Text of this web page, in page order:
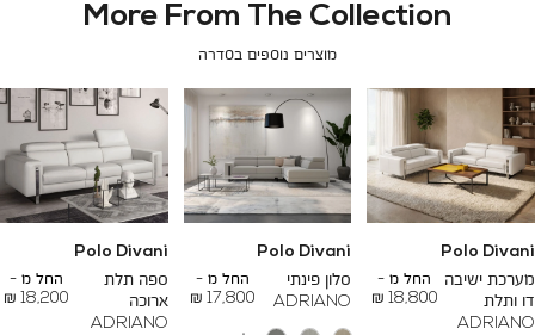
More From The Collection
מוצרים נוספים בסדרה
Polo Divani
מערכת ישיבה
דו ותלת
ADRIANO
החל מ -
18,800 ₪
To
24,500 ₪
Polo Divani
סלון פינתי
ADRIANO
החל מ -
17,800 ₪
To
26,700 ₪
Polo Divani
ספה תלת
ארוכה
ADRIANO
החל מ -
18,200 ₪
To
23,200 ₪